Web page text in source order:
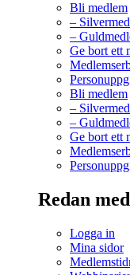
Bli medlem
–
–
Ge bort ett
Bli medlem
–
–
Ge bort ett
Redan
Logga in
Mina sidor